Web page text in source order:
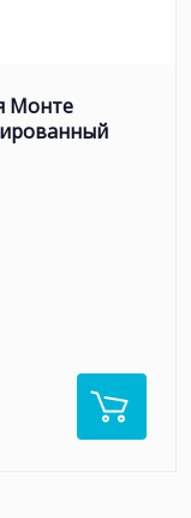
Монте